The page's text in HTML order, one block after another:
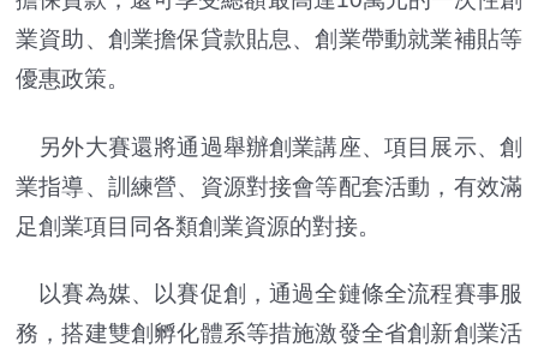
業資助、創業擔保貸款貼息、創業帶動就業補貼等
優惠政策。
另外大賽還將通過舉辦創業講座、項目展示、創
業指導、訓練營、資源對接會等配套活動，有效滿
足創業項目同各類創業資源的對接。
以賽為媒、以賽促創，通過全鏈條全流程賽事服
務，搭建雙創孵化體系等措施激發全省創新創業活